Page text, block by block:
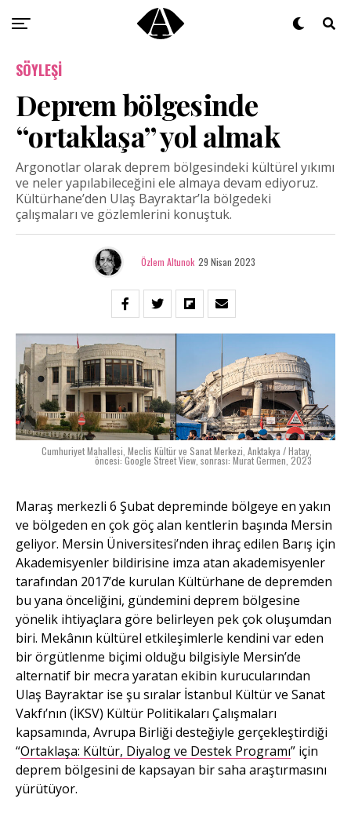
SÖYLEŞI
Deprem bölgesinde
“ortaklaşa” yol almak
Argonotlar olarak deprem bölgesindeki kültürel yıkımı
ve neler yapılabileceğini ele almaya devam ediyoruz.
Kültürhane’den Ulaş Bayraktar’la bölgedeki
çalışmaları ve gözlemlerini konuştuk.
Özlem Altunok 29 Nisan 2023
Cumhuriyet Mahallesi, Meclis Kültür ve Sanat Merkezi, Anktakya / Hatay,
öncesi: Google Street View, sonrası: Murat Germen, 2023
Maraş merkezli 6 Şubat depreminde bölgeye en yakın
ve bölgeden en çok göç alan kentlerin başında Mersin
geliyor. Mersin Üniversitesi’nden ihraç edilen Barış için
Akademisyenler bildirisine imza atan akademisyenler
tarafından 2017’de kurulan Kültürhane de depremden
bu yana önceliğini, gündemini deprem bölgesine
yönelik ihtiyaçlara göre belirleyen pek çok oluşumdan
biri. Mekânın kültürel etkileşimlerle kendini var eden
bir örgütlenme biçimi olduğu bilgisiyle Mersin’de
alternatif bir mecra yaratan ekibin kurucularından
Ulaş Bayraktar ise şu sıralar İstanbul Kültür ve Sanat
Vakfı’nın (İKSV) Kültür Politikaları Çalışmaları
kapsamında, Avrupa Birliği desteğiyle gerçekleştirdiği
“Ortaklaşa: Kültür, Diyalog ve Destek Programı” için
deprem bölgesini de kapsayan bir saha araştırmasını
yürütüyor.